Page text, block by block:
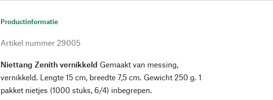
Productinformatie
Artikel nummer 29005
Niettang Zenith vernikkeld Gemaakt van messing,
vernikkeld. Lengte 15 cm, breedte 7,5 cm. Gewicht 250 g. 1
pakket nietjes (1000 stuks, 6/4) inbegrepen.